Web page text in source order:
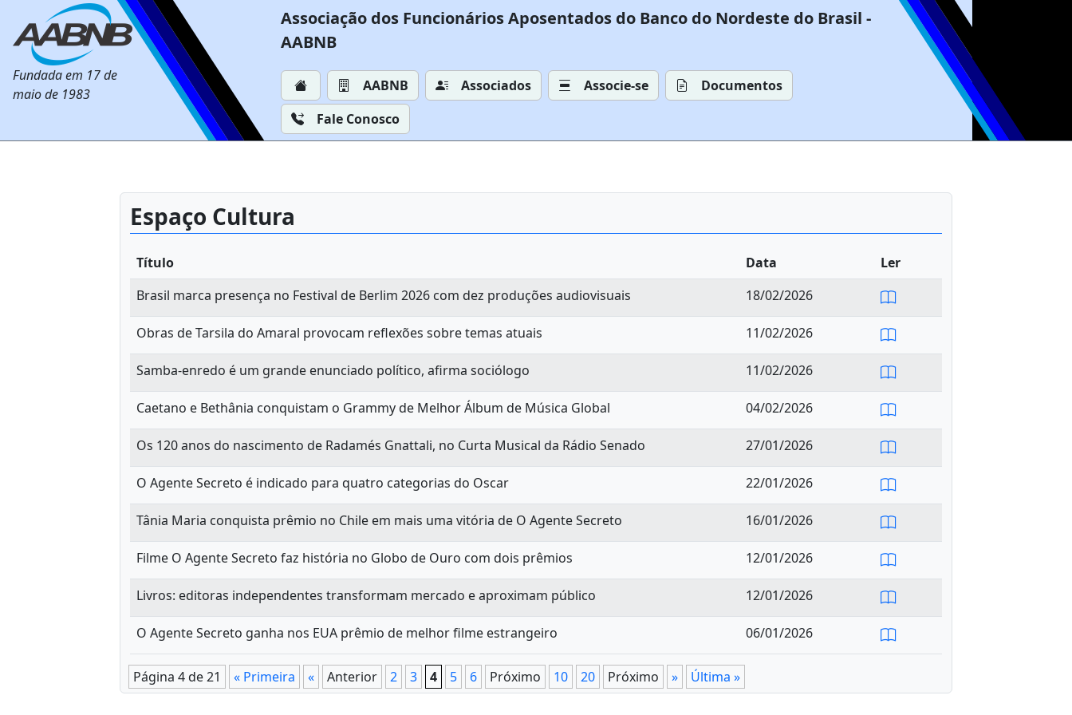
Fundada em 17 de
maio de 1983
Associação dos Funcionários Aposentados do Banco do Nordeste do Brasil -
AABNB
AABNB Associados Associe-se
Documentos
Fale Conosco
Espaço Cultura
Título Data
Ler
Brasil marca presença no Festival de Berlim 2026 com dez produções audiovisuais
18/02/2026
Obras de Tarsila do Amaral provocam reflexões sobre temas atuais 11/02/2026
Samba-enredo é um grande enunciado político, afirma sociólogo 11/02/2026
Caetano e Bethânia conquistam o Grammy de Melhor Álbum de Música Global 04/02/2026
Os 120 anos do nascimento de Radamés Gnattali, no Curta Musical da Rádio Senado 27/01/2026
O Agente Secreto é indicado para quatro categorias do Oscar 22/01/2026
Tânia Maria conquista prêmio no Chile em mais uma vitória de O Agente Secreto 16/01/2026
Filme O Agente Secreto faz história no Globo de Ouro com dois prêmios 12/01/2026
Livros: editoras independentes transformam mercado e aproximam público 12/01/2026
O Agente Secreto ganha nos EUA prêmio de melhor filme estrangeiro 06/01/2026
Página 4 de 21 « Primeira « Anterior 2 3 4 5 6 Próximo 10 20 Próximo » Última »